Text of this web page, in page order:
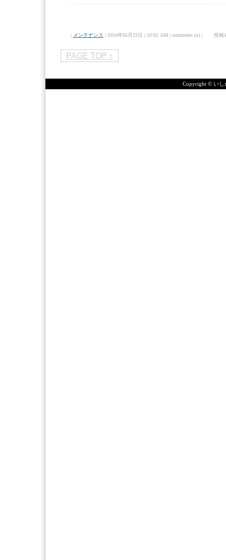
| メンテナンス | 2024年05月22日 | 10:02 AM | comments (x) | 投
PAGE TOP ↑
Copyright © いし